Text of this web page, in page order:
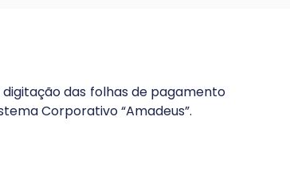
das folhas de pagamento
Corporativo “Amadeus”.